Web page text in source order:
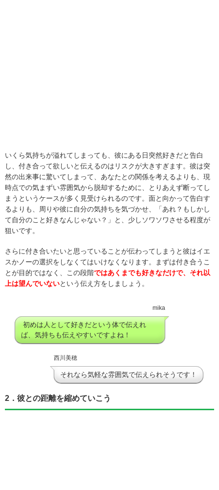
いくら気持ちが溢れてしまっても、彼にある日突然好きだと告白
し、付き合って欲しいと伝えるのはリスクが大きすぎます。彼は突
然の出来事に驚いてしまって、あなたとの関係を考えるよりも、現
時点での気まずい雰囲気から脱却するために、とりあえず断ってし
まうというケースが多く見受けられるのです。面と向かって告白す
るよりも、周りや彼に自分の気持ちを気づかせ、「あれ？もしかし
て自分のこと好きなんじゃない？」と、少しソワソワさせる程度が
狙いです。
さらに付き合いたいと思っていることが伝わってしまうと彼はイエ
スかノーの選択をしなくてはいけなくなります。まずは付き合うこ
とが目的ではなく、この段階ではあくまでも好きなだけで、それ以
上は望んでいないという伝え方をしましょう。
mika
初めは人として好きだという体で伝えれ
ば、気持ちも伝えやすいですよね！
西川美穂
それなら気軽な雰囲気で伝えられそうです！
2．彼との距離を縮めていこう